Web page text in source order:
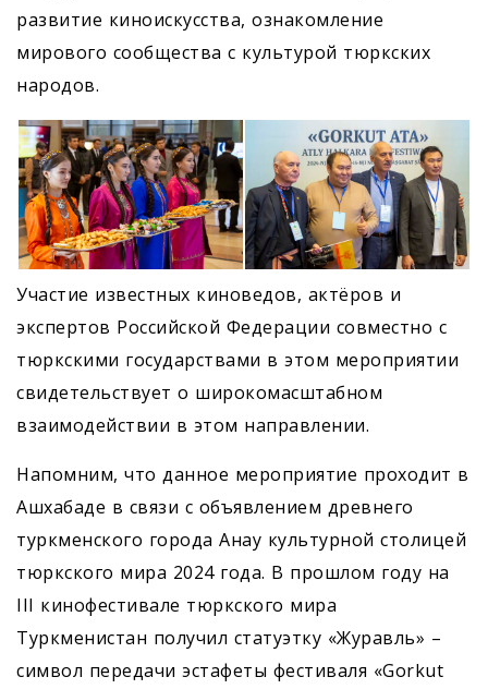
развитие киноискусства, ознакомление
мирового сообщества с культурой тюркских
народов.
Участие известных киноведов, актёров и
экспертов Российской Федерации совместно с
тюркскими государствами в этом мероприя­тии
свидетельствует о широкомасштабном
взаимодействии в этом направлении.
Напомним, что данное мероприя­тие проходит в
Ашхабаде в связи с объявлением древнего
туркменского города Анау культурной столицей
тюркского мира 2024 года. В прошлом году на
III кинофестивале тюркского мира
Туркменистан получил статуэтку «Журавль» –
символ передачи эстафеты фестиваля «Gorkut